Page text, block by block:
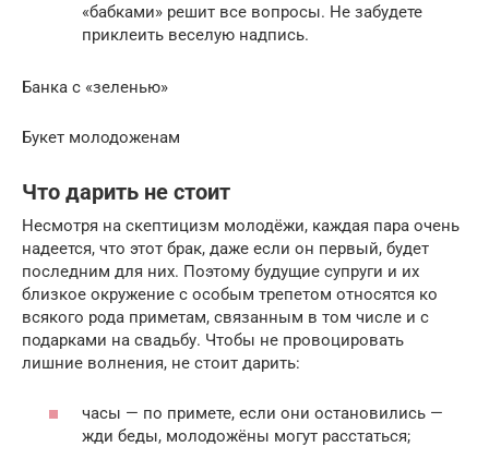
«бабками» решит все вопросы. Не забудете
приклеить веселую надпись.
Банка с «зеленью»
Букет молодоженам
Что дарить не стоит
Несмотря на скептицизм молодёжи, каждая пара очень
надеется, что этот брак, даже если он первый, будет
последним для них. Поэтому будущие супруги и их
близкое окружение с особым трепетом относятся ко
всякого рода приметам, связанным в том числе и с
подарками на свадьбу. Чтобы не провоцировать
лишние волнения, не стоит дарить:
часы — по примете, если они остановились —
жди беды, молодожёны могут расстаться;